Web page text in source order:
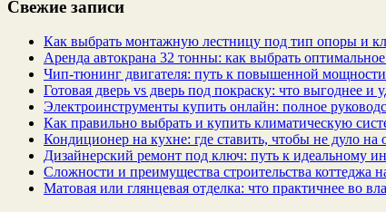
Свежие записи
Как выбрать монтажную лестницу под тип опоры и
Аренда автокрана 32 тонны: как выбрать
Чип‑тюнинг двигателя: путь к повышенной
Готовая дверь vs дверь под покраску: что выгоднее и
Электроинструменты купить онлайн: полное
Как правильно выбрать и купить климатическую
Кондиционер на кухне: где ставить, чтобы не дуло
Дизайнерский ремонт под ключ: путь к идеальному
Сложности и преимущества строительства коттеджа
Матовая или глянцевая отделка: что практичнее во